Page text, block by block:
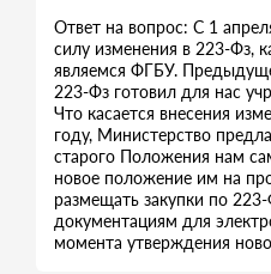
Ответ на вопрос: С 1
силу изменения в 223-
являемся ФГБУ.
223-Фз готовил для нас
Что касается внесения
году, Министерство
старого Положения нам
новое положение им на
размещать закупки по
документациям для
момента утверждения